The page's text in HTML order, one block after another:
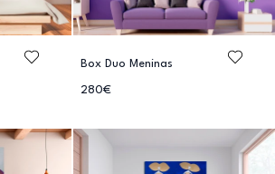
Box Duo Meninas
280€